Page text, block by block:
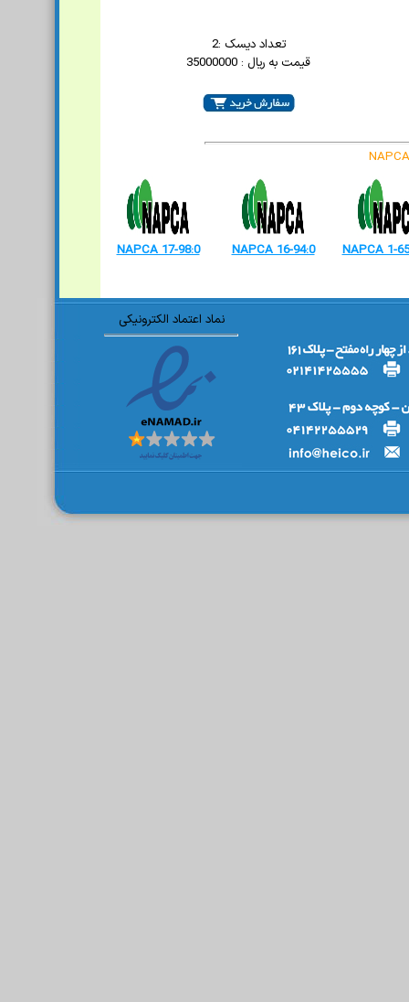
تعداد دیسک :2
قیمت به ریال : 35000000
NAPCA 17-98:0 NAPCA 16-94:0 NAPCA 1-
نماد اعتماد الکترونیکی